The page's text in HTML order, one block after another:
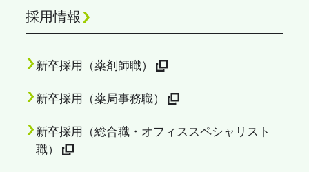
採用情報
新卒採用（薬剤師職）
新卒採用（薬局事務職）
新卒採用（総合職・オフィススペシャリスト
職）